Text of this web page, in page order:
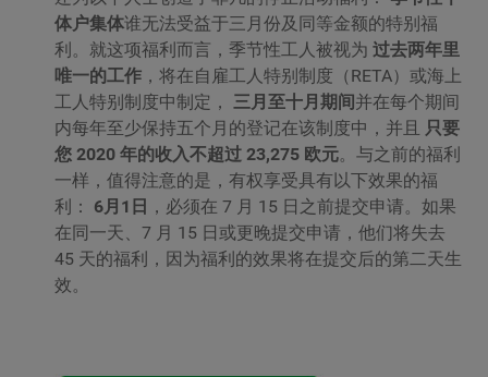
体户集体谁无法受益于三月份及同等金额的特别福
利。就这项福利而言，季节性工人被视为 过去两年里
唯一的工作 ，将在自雇工人特别制度（RETA）或海上
工人特别制度中制定， 三月至十月期间并在每个期间
内每年至少保持五个月的登记在该制度中，并且 只要
您 2020 年的收入不超过 23,275 欧元。与之前的福利
一样，值得注意的是，有权享受具有以下效果的福
利： 6月1日 ，必须在 7 月 15 日之前提交申请。如果
在同一天、7 月 15 日或更晚提交申请，他们将失去
45 天的福利，因为福利的效果将在提交后的第二天生
效。